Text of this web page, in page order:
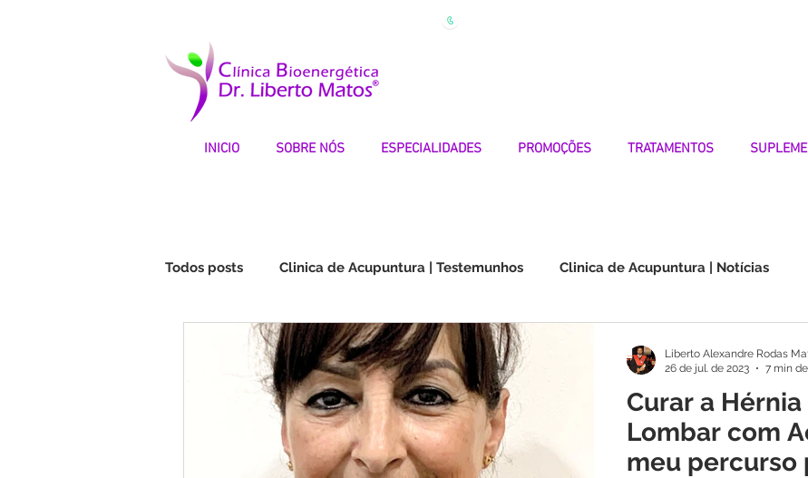
INICIO SOBRE NÓS ESPECIALIDADES PROMOÇÕES TRATAMENTOS
Todos posts Clinica de Acupuntura | Testemunhos Clinica de Acupuntura | Notícias
Fibromialgia | Testemunhos Choque na Orelha | Testemunhos
STOP DEPRESSÃO | Testemunhos Medicina Quântica | TestemunhosCurar a
Lombar com
meu percurso
Liberto Alexandre Rodas
26 de jul. de 2023
7 min